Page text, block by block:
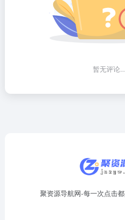
暂无评论...
聚资源导航网-每一次点击